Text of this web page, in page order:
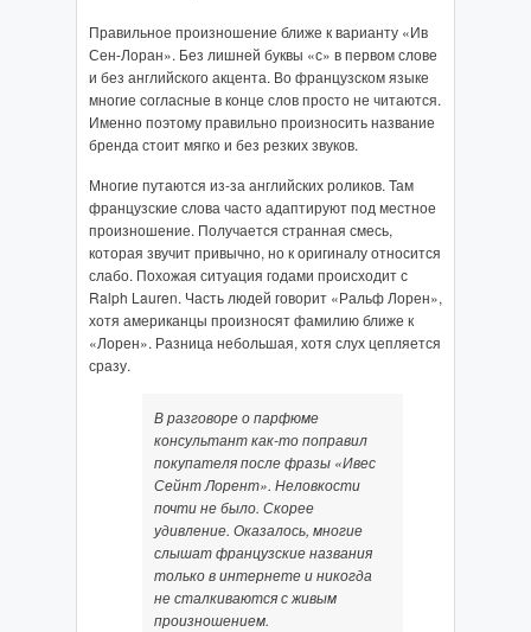
Правильное произношение ближе к варианту «Ив
Сен-Лоран». Без лишней буквы «с» в первом слове
и без английского акцента. Во французском языке
многие согласные в конце слов просто не читаются.
Именно поэтому правильно произносить название
бренда стоит мягко и без резких звуков.
Многие путаются из-за английских роликов. Там
французские слова часто адаптируют под местное
произношение. Получается странная смесь,
которая звучит привычно, но к оригиналу относится
слабо. Похожая ситуация годами происходит с
Ralph Lauren. Часть людей говорит «Ральф Лорен»,
хотя американцы произносят фамилию ближе к
«Лорен». Разница небольшая, хотя слух цепляется
сразу.
В разговоре о парфюме
консультант как-то поправил
покупателя после фразы «Ивес
Сейнт Лорент». Неловкости
почти не было. Скорее
удивление. Оказалось, многие
слышат французские названия
только в интернете и никогда
не сталкиваются с живым
произношением.